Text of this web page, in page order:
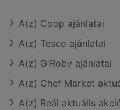
A(z) Coop ajánlatai
A(z) Tesco ajánlatai
A(z) G'Roby ajánlatai
A(z) Chef Market
A(z) Reál aktuális